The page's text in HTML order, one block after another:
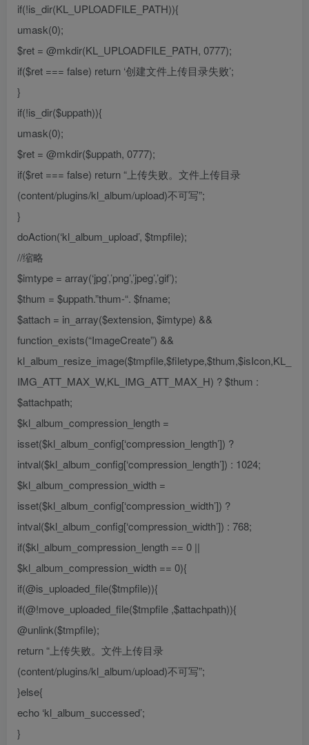
if(!is_dir(KL_UPLOADFILE_PATH)){
umask(0);
$ret = @mkdir(KL_UPLOADFILE_PATH, 0777);
if($ret === false) return ‘创建文件上传目录失败’;
}
if(!is_dir($uppath)){
umask(0);
$ret = @mkdir($uppath, 0777);
if($ret === false) return “上传失败。文件上传目录
(content/plugins/kl_album/upload)不可写”;
}
doAction(‘kl_album_upload’, $tmpfile);
//缩略
$imtype = array(‘jpg’,’png’,’jpeg’,’gif’);
$thum = $uppath.”thum-“. $fname;
$attach = in_array($extension, $imtype) &&
function_exists(“ImageCreate”) &&
kl_album_resize_image($tmpfile,$filetype,$thum,$isIcon,KL_
IMG_ATT_MAX_W,KL_IMG_ATT_MAX_H) ? $thum :
$attachpath;
$kl_album_compression_length =
isset($kl_album_config[‘compression_length’]) ?
intval($kl_album_config[‘compression_length’]) : 1024;
$kl_album_compression_width =
isset($kl_album_config[‘compression_width’]) ?
intval($kl_album_config[‘compression_width’]) : 768;
if($kl_album_compression_length == 0 ||
$kl_album_compression_width == 0){
if(@is_uploaded_file($tmpfile)){
if(@!move_uploaded_file($tmpfile ,$attachpath)){
@unlink($tmpfile);
return “上传失败。文件上传目录
(content/plugins/kl_album/upload)不可写”;
}else{
echo ‘kl_album_successed’;
}